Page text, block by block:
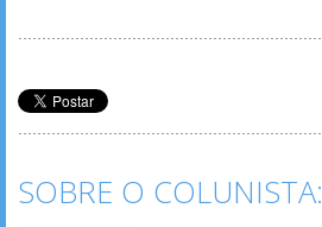
SOBRE O COLUNISTA: